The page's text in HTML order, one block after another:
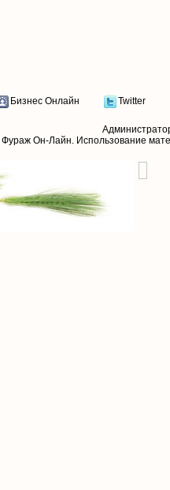
Бизнес Онлайн Twitter
Фураж Он-Лайн. Использование